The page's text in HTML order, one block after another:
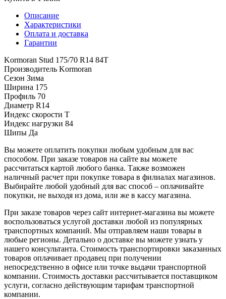
Описание
Характеристики
Оплата и доставка
Гарантии
Kormoran Stud 175/70 R14 84T
Производитель Kormoran
Сезон Зима
Ширина 175
Профиль 70
Диаметр R14
Индекс скорости T
Индекс нагрузки 84
Шипы Да
Вы можете оплатить покупки любым удобным для вас
способом. При заказе товаров на сайте вы можете
рассчитаться картой любого банка. Также возможен
наличный расчет при покупке товара в филиалах магазинов.
Выбирайте любой удобный для вас способ – оплачивайте
покупки, не выходя из дома, или же в кассу магазина.
При заказе товаров через сайт интернет-магазина вы можете
воспользоваться услугой доставки любой из популярных
транспортных компаний. Мы отправляем наши товары в
любые регионы. Детально о доставке вы можете узнать у
нашего консультанта. Стоимость транспортировки заказанных
товаров оплачивает продавец при получении
непосредственно в офисе или точке выдачи транспортной
компании. Стоимость доставки рассчитывается поставщиком
услуги, согласно действующим тарифам транспортной
компании.